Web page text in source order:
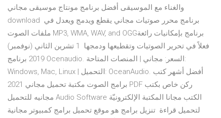
والغناء مع الموسيقى أفضل برنامج مونتاج موسيقى مجاني
download برنامج محرر صوتيات مجاني يقطع ويدمج ويعدل في
ملفات الصوت MP3, WMA, WAV, and OGGبرنامج بإمكانيات رائعة
فعلاً في تحرير الصوتيات وتقطيعها ودمجها 1 تشرين الثاني (نوفمبر)
2019 برنامج Ocenaudio. السعر: مجاني | المنصات المتاحة:
Windows, Mac, Linux | التحميل: OceanAudio. أفضل أشهر كتب
برامج الصوت مكتبة تحميل مجاني 2021 PDF ركن خاص بكتب
مجانيه للتحميل Audio Software الكتب مجانا المكتبة الإلكترونيّة
لتحميل قراءة تنزيل برامج هو موقع تحميل برامج كمبيوتر مجانية